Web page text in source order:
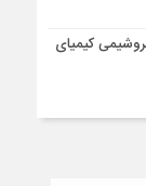
کیمیای